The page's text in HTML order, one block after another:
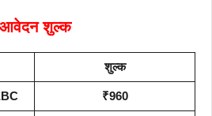
आवेदन शुल्क
शुल्क
₹960